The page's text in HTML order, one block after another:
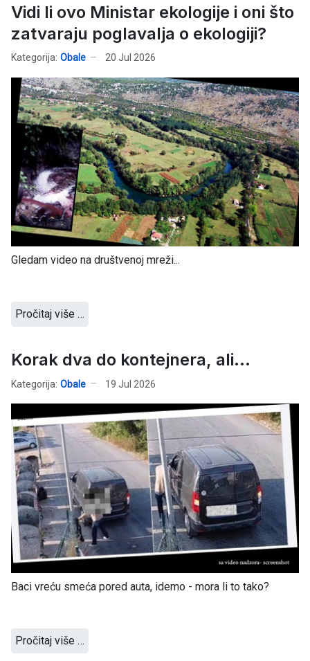
Vidi li ovo Ministar ekologije i oni što
zatvaraju poglavalja o ekologiji?
Kategorija: Obale 20 Jul 2026
Gledam video na društvenoj mreži...
Pročitaj više …
Korak dva do kontejnera, ali...
Kategorija: Obale 19 Jul 2026
Baci vreću smeća pored auta, idemo - mora li to tako?
Pročitaj više …